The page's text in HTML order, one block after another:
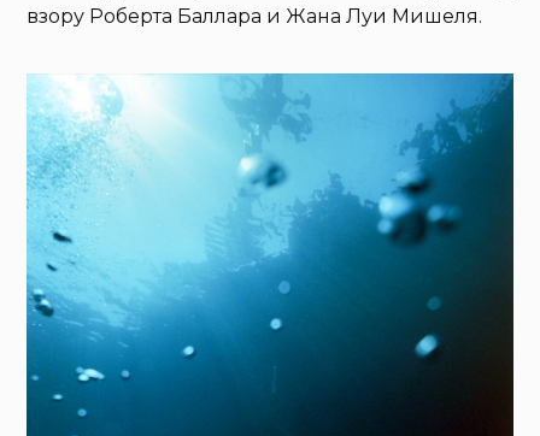
взору Роберта Баллара и Жана Луи Мишеля.